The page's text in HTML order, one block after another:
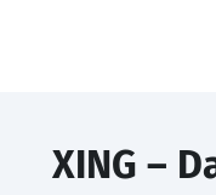
XING –